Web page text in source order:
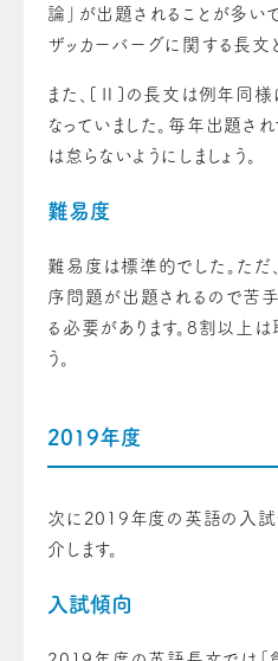
論」が出題されることが多い
ザッカーバーグに関する長文
また、[Ⅱ]の長文は例年同様
なっていました。毎年出題さ
は怠らないようにしましょう。
難易度
難易度は標準的でした。た
序問題が出題されるので苦
る必要があります。8割以上は
う。
2019年度
次に2019年度の英語の入試
介します。
入試傾向